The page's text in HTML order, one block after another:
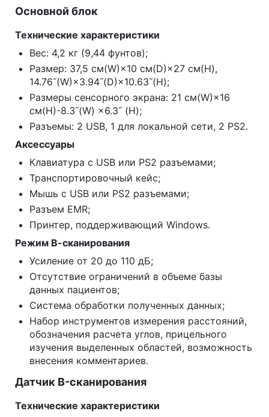
Основной блок
Технические характеристики
Вес: 4,2 кг (9,44 фунтов);
Размер: 37,5 см(W)×10 см(D)×27 см(H),
14.76˝(W)×3.94˝(D)×10.63˝(H);
Размеры сенсорного экрана: 21 см(W)×16
см(H)-8.3˝(W) ×6.3˝ (H);
Разъемы: 2 USB, 1 для локальной сети, 2 PS2.
Аксессуары
Клавиатура с USB или PS2 разъемами;
Транспортировочный кейс;
Мышь с USB или PS2 разъемами;
Разъем EMR;
Принтер, поддерживающий Windows.
Режим В-сканирования
Усиление от 20 до 110 дБ;
Отсутствие ограничений в объеме базы
данных пациентов;
Система обработки полученных данных;
Набор инструментов измерения расстояний,
обозначения расчета углов, прицельного
изучения выделенных областей, возможность
внесения комментариев.
Датчик B-сканирования
Технические характеристики